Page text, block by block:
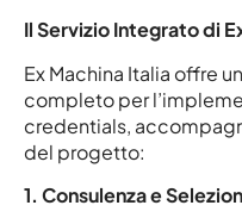
Il Servizio Integrato di
Ex Machina Italia offre
completo per
credentials,
del progetto:
1. Consulenza e